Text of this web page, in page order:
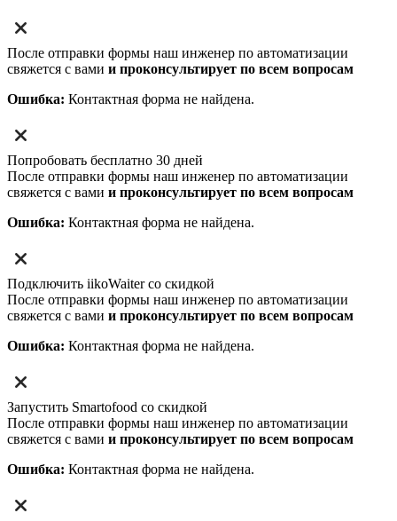
После отправки формы наш инженер по автоматизации
свяжется с вами и проконсультирует по всем вопросам
Ошибка: Контактная форма не найдена.
Попробовать бесплатно 30 дней
После отправки формы наш инженер по автоматизации
свяжется с вами и проконсультирует по всем вопросам
Ошибка: Контактная форма не найдена.
Подключить iikoWaiter со скидкой
После отправки формы наш инженер по автоматизации
свяжется с вами и проконсультирует по всем вопросам
Ошибка: Контактная форма не найдена.
Запустить Smartofood со скидкой
После отправки формы наш инженер по автоматизации
свяжется с вами и проконсультирует по всем вопросам
Ошибка: Контактная форма не найдена.